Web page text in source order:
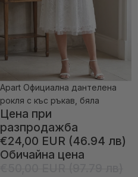
-52% отстъпка
Apart Официална дантелена
рокля с къс ръкав, бяла
Цена при
разпродажба
€24,00 EUR (46.94 лв)
Обичайна цена